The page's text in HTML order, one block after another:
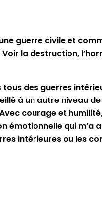
guerre civile et
la destruction,
tous des guerres
à un autre niveau
courage et
qui m’a
intérieures ou les